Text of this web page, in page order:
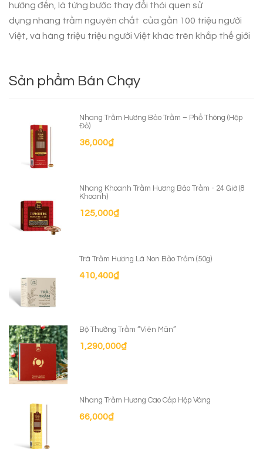
hướng đến, là từng bước thay đổi thói quen sử
dụng nhang trầm nguyên chất của gần 100 triệu người
Việt, và hàng triệu triệu người Việt khác trên khắp thế giới
Sản phẩm Bán Chạy
Nhang Trầm Hương Bảo Trầm – Phổ Thông (Hộp
Đỏ)
36,000₫
Nhang Khoanh Trầm Hương Bảo Trầm - 24 Giờ (8
Khoanh)
125,000₫
Trà Trầm Hương Lá Non Bảo Trầm (50g)
410,400₫
Bộ Thưởng Trầm “Viên Mãn”
1,290,000₫
Nhang Trầm Hương Cao Cấp Hộp Vàng
66,000₫